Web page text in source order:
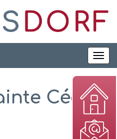
Cécile